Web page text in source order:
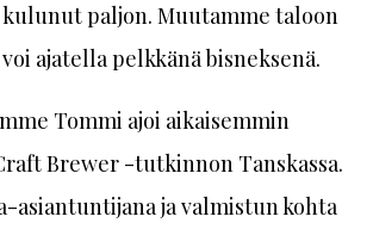
kulunut paljon. Muutamme taloon
ajatella pelkkänä bisneksenä.
Tommi ajoi aikaisemmin
Brewer -tutkinnon Tanskassa.
asiantuntijana ja valmistun kohta